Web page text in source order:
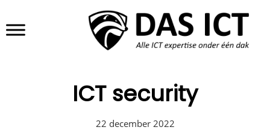
naar
DAS ICT
Header
ICT security
22 december 2022